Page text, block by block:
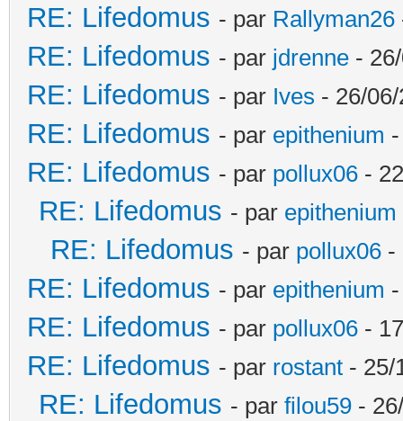
RE: Lifedomus - par Rallyman26
RE: Lifedomus - par jdrenne -
RE: Lifedomus - par Ives - 26/
RE: Lifedomus - par epithenium
RE: Lifedomus - par pollux06 -
RE: Lifedomus - par epithenium
RE: Lifedomus - par pollux06 -
RE: Lifedomus - par epithenium
RE: Lifedomus - par pollux06 -
RE: Lifedomus - par rostant - 25/
RE: Lifedomus - par filou59 -